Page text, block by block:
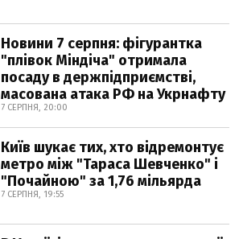
Новини 7 серпня: фігурантка
"плівок Міндіча" отримала
посаду в держпідприємстві,
масована атака РФ на Укрнафту
7 СЕРПНЯ, 20:00
Київ шукає тих, хто відремонтує
метро між "Тараса Шевченко" і
"Почайною" за 1,76 мільярда
7 СЕРПНЯ, 19:55